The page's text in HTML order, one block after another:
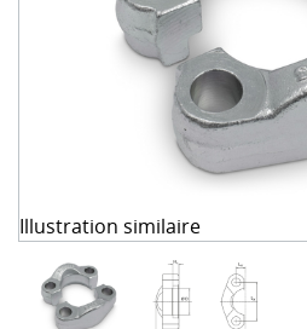
Illustration similaire